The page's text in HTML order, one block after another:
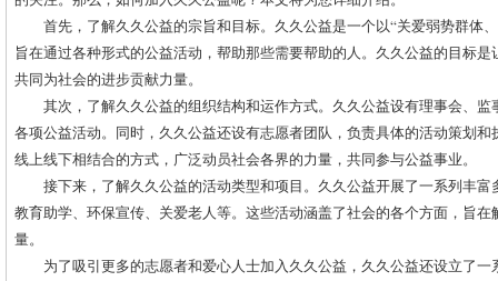
首先，了解久久公益的宗旨和目标。久久公益是一个以“关爱弱势群体
旨在通过各种形式的公益活动，帮助那些需要帮助的人。久久公益的目标
共同为社会的进步贡献力量。
其次，了解久久公益的组织结构和运作方式。久久公益设有理事会、
各项公益活动。同时，久久公益还设有志愿者团队，负责具体的活动策划
线上线下相结合的方式，广泛动员社会各界的力量，共同参与公益事业。
接下来，了解久久公益的活动类型和项目。久久公益开展了一系列丰
教育助学、环保宣传、关爱老人等。这些活动涵盖了社会的各个方面，旨
量。
为了吸引更多的志愿者和爱心人士加入久久公益，久久公益还设立了